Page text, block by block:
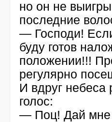
но он не
последние
— Господи!
буду готов
положении!!!
регулярно
И вдруг небеса
голос:
— Поц! Дай мне